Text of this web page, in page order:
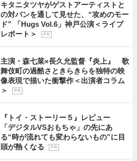
キタニタツヤがゲストアーティストと
の対バンを通して見せた、“攻めのモー
ド” 「Hugs Vol.6」神戸公演＜ライブ
レポート＞
P R
主演・森七菜×長久允監督『炎上』 歌
舞伎町の過酷さときらきらを独特の映
像表現で描いた衝撃作＜出演者コラム
＞
P R
『トイ・ストーリー５』レビュー
「デジタルVSおもちゃ」の先にあ
る“時が流れても変わらないもの”に目
頭が熱くなる
P R